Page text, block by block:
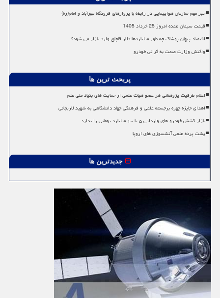
خبر مهم سازمان هواپیمایی در رابطه با پروازهای فرودگاه مهرآباد و امام(ره)
قیمت سیمان عمده امروز 25 خرداد 1405
اقتصاد پنهان پوشاک چه طور میلیاردها دلار قاچاق وارد بازار می شود؟
واکنش وزارت صمت به گرانی خودرو
پربحث ترین ها
اعلام ظرفیت پژوهشی هر عضو هیات علمی از حمایت های بنیاد ملی علم
اهدای جایزه چهره برجسته علمی و فرهنگی جهاد دانشگاهی به شهید لاریجانی
بازار کشش خودرو های وارداتی ۵ تا ۱۰ میلیارد تومانی را ندارد
پشت پرده علمی آتشسوزی های اروپا
جدیدترین ها